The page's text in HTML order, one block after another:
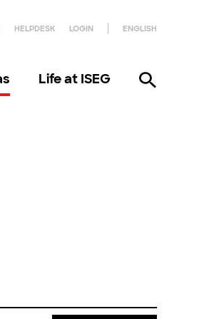
HELPDESK LOGIN ENGLISH
Life at ISEG